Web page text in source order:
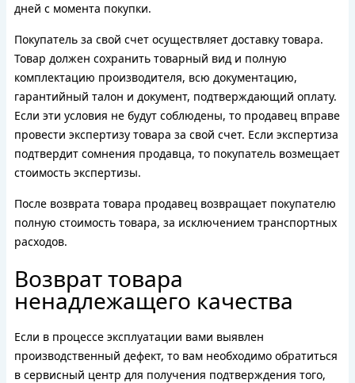
дней с момента покупки.
Покупатель за свой счет осуществляет доставку товара.
Товар должен сохранить товарный вид и полную
комплектацию производителя, всю документацию,
гарантийный талон и документ, подтверждающий оплату.
Если эти условия не будут соблюдены, то продавец вправе
провести экспертизу товара за свой счет. Если экспертиза
подтвердит сомнения продавца, то покупатель возмещает
стоимость экспертизы.
После возврата товара продавец возвращает покупателю
полную стоимость товара, за исключением транспортных
расходов.
Возврат товара
ненадлежащего качества
Если в процессе эксплуатации вами выявлен
производственный дефект, то вам необходимо обратиться
в сервисный центр для получения подтверждения того,